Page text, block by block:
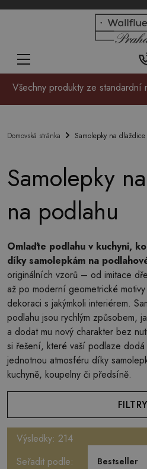
Všechny produkty ze standardní
Domovská stránka Samolepky na dlaždice
Samolepky
na podlahu
Omlaďte podlahu v kuchyni,
díky samolepkám na
originálních vzorů – od imitace
až po moderní geometrické
dekoraci s jakýmkoli interiérem.
podlahu jsou rychlým způsobem,
a dodat mu nový charakter bez
si řešení, které vaší podlaze dodá
jednotnou atmosféru díky
kuchyně, koupelny či předsíně.
FILTRY
Výsledky: 214
Seřadit podle:
Bestseller